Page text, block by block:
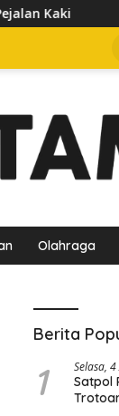
Keluhkan
Olahraga
Berita
1 Selasa,
Satpol